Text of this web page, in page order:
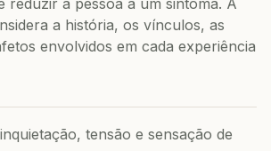
reduzir a pessoa a um sintoma. A
a história, os vínculos, as
envolvidos em cada experiência
tensão e sensação de